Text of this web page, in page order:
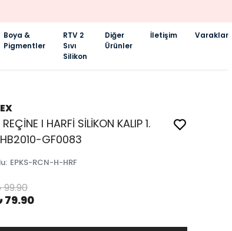
Boya &
Pigmentler
RTV 2
Sıvı
Silikon
Diğer
Ürünler
İletişim Varaklar
I HARFİ SİLİKON KALIP 1.
HB2010-GF0083
: EPKS-RCN-H-HRF
99.90
79.90